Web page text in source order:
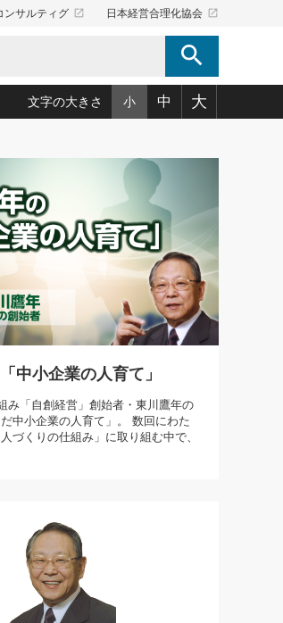
ンサルティグ launch 日本経営合理化協会 launch
search
で伝
勝
もっとみる
人(127)
営学(132)
めの「か・ら・だマネジメント」
・仕事術(180)
(12)
4冊(88)
ぶ心理学(98)
の温泉"』(157)
営ニュース(100)
庵(けいえいむぎょうあん)(166)
(1)
田太陽(76)
実学・耳学・磨く「ミミガク」のすすめ
文字の大きさ 小 中 大
中小企業の人育て」
み「自創経営」創始者・東川鷹年の
だ中小企業の人育て」。 数回にわた
づくりの仕組み」に取り組む中で、